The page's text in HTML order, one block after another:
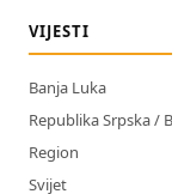
VIJESTI
Banja Luka
Republika Srpska /
Region
Svijet